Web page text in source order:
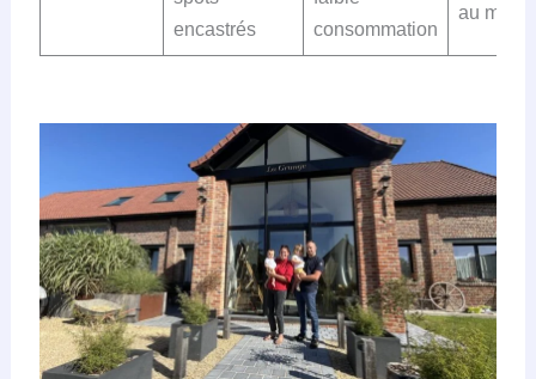
encastrés
consommation
au